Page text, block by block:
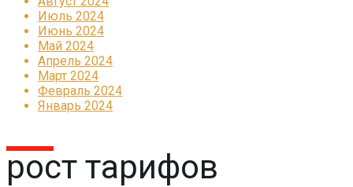
Июль 2024
Июнь 2024
Май 2024
Апрель 2024
Март 2024
Февраль 2024
Январь 2024
рост тарифов